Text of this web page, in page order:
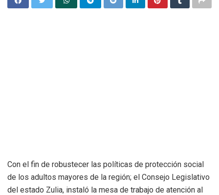
Con el fin de robustecer las políticas de protección social
de los adultos mayores de la región; el Consejo Legislativo
del estado Zulia, instaló la mesa de trabajo de atención al